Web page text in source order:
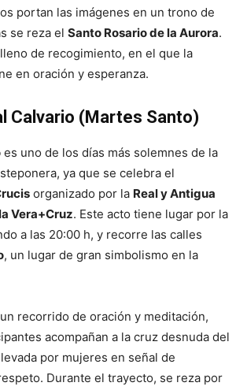
portan las imágenes en un trono de
se reza el Santo Rosario de la Aurora.
de recogimiento, en el que la
en oración y esperanza.
Calvario (Martes Santo)
es uno de los días más solemnes de la
ya que se celebra el
organizado por la Real y Antigua
Vera+Cruz. Este acto tiene lugar por la
a las 20:00 h, y recorre las calles
, un lugar de gran simbolismo en la
recorrido de oración y meditación,
acompañan a la cruz desnuda del
por mujeres en señal de
Durante el trayecto, se reza por